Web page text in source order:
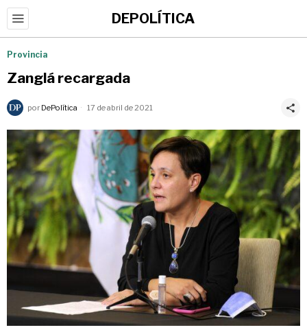
DEPOLÍTICA
Provincia
Zanglá recargada
por DePolítica 17 de abril de 2021